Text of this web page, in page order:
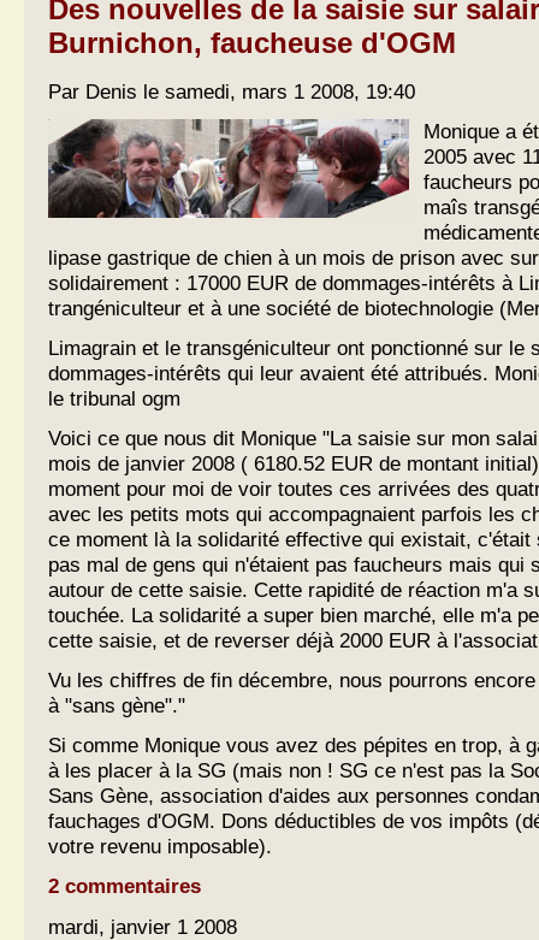
Des nouvelles de la saisie sur
Burnichon, faucheuse d'OGM
Par Denis le samedi, mars 1 2008, 19:40
Monique a
2005 avec
faucheurs
maîs
lipase gastrique de chien à un mois de prison avec
solidairement : 17000 EUR de dommages-intérêts à
trangéniculteur et à une société de biotechnologie
Limagrain et le transgéniculteur ont ponctionné sur le
dommages-intérêts qui leur avaient été attribués.
le tribunal ogm
Voici ce que nous dit Monique "La saisie sur mon
mois de janvier 2008 ( 6180.52 EUR de montant
moment pour moi de voir toutes ces arrivées des
avec les petits mots qui accompagnaient parfois les
ce moment là la solidarité effective qui existait,
pas mal de gens qui n'étaient pas faucheurs mais qui
autour de cette saisie. Cette rapidité de réaction m'a
touchée. La solidarité a super bien marché, elle m'a
cette saisie, et de reverser déjà 2000 EUR à
Vu les chiffres de fin décembre, nous pourrons
à "sans gène"."
Si comme Monique vous avez des pépites en trop, à
à les placer à la SG (mais non ! SG ce n'est pas la
Sans Gène, association d'aides aux personnes
fauchages d'OGM. Dons déductibles de vos impôts
votre revenu imposable).
2 commentaires
mardi, janvier 1 2008